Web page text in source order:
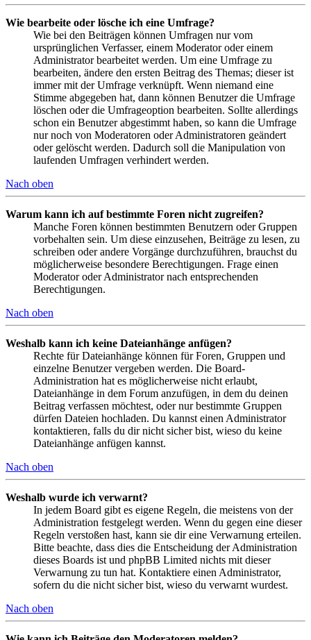
Wie bearbeite oder lösche ich eine Umfrage?
Wie bei den Beiträgen können Umfragen nur vom
ursprünglichen Verfasser, einem Moderator oder einem
Administrator bearbeitet werden. Um eine Umfrage zu
bearbeiten, ändere den ersten Beitrag des Themas; dieser ist
immer mit der Umfrage verknüpft. Wenn niemand eine
Stimme abgegeben hat, dann können Benutzer die Umfrage
löschen oder die Umfrageoption bearbeiten. Sollte allerdings
schon ein Benutzer abgestimmt haben, so kann die Umfrage
nur noch von Moderatoren oder Administratoren geändert
oder gelöscht werden. Dadurch soll die Manipulation von
laufenden Umfragen verhindert werden.
Nach oben
Warum kann ich auf bestimmte Foren nicht zugreifen?
Manche Foren können bestimmten Benutzern oder Gruppen
vorbehalten sein. Um diese einzusehen, Beiträge zu lesen, zu
schreiben oder andere Vorgänge durchzuführen, brauchst du
möglicherweise besondere Berechtigungen. Frage einen
Moderator oder Administrator nach entsprechenden
Berechtigungen.
Nach oben
Weshalb kann ich keine Dateianhänge anfügen?
Rechte für Dateianhänge können für Foren, Gruppen und
einzelne Benutzer vergeben werden. Die Board-
Administration hat es möglicherweise nicht erlaubt,
Dateianhänge in dem Forum anzufügen, in dem du deinen
Beitrag verfassen möchtest, oder nur bestimmte Gruppen
dürfen Dateien hochladen. Du kannst einen Administrator
kontaktieren, falls du dir nicht sicher bist, wieso du keine
Dateianhänge anfügen kannst.
Nach oben
Weshalb wurde ich verwarnt?
In jedem Board gibt es eigene Regeln, die meistens von der
Administration festgelegt werden. Wenn du gegen eine dieser
Regeln verstoßen hast, kann sie dir eine Verwarnung erteilen.
Bitte beachte, dass dies die Entscheidung der Administration
dieses Boards ist und phpBB Limited nichts mit dieser
Verwarnung zu tun hat. Kontaktiere einen Administrator,
sofern du die nicht sicher bist, wieso du verwarnt wurdest.
Nach oben